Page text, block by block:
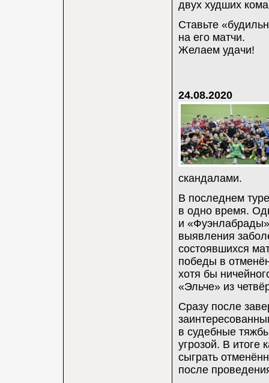
двух худших
Ставьте
на его матчи.
Желаем удачи!
24.08.2020
скандалами.
В последнем
в одно время.
и
выявления
состоявшихся
победы в
хотя бы
«Эльче» из
Сразу после
в судебные
угрозой. В итоге
сыграть
после